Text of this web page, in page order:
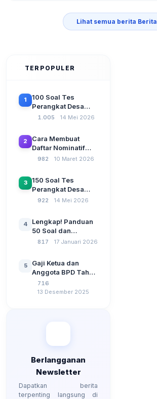
Lihat semua berita Berita
TERPOPULER
1
100 Soal Tes
Perangkat Desa
Terbaru 2026
CAT Berbasis UU
Desa No. 3 Tahun
2024
1.005 14 Mei 2026
2
Cara Membuat
Daftar Nominatif
Siltap di Aplikasi
SPP Pencairan
Dana Desa
982 10 Maret 2026
3
150 Soal Tes
Perangkat Desa
2026: Administrasi
Kebangsaan, dan
Komputer Beserta
Jawaban Paling
922 14 Mei 2026
4
Lengkap! Panduan
50 Soal dan
Jawaban Tes
Berdasarkan UU No
3 Tahun 2024
817 17 Januari 2026
5
Gaji Ketua dan
Anggota BPD Tahun
2026, Berapa
Besarannya? Ada
716
13 Desember 2025
Berlangganan
Newsletter
Dapatkan berita
terpenting langsung di